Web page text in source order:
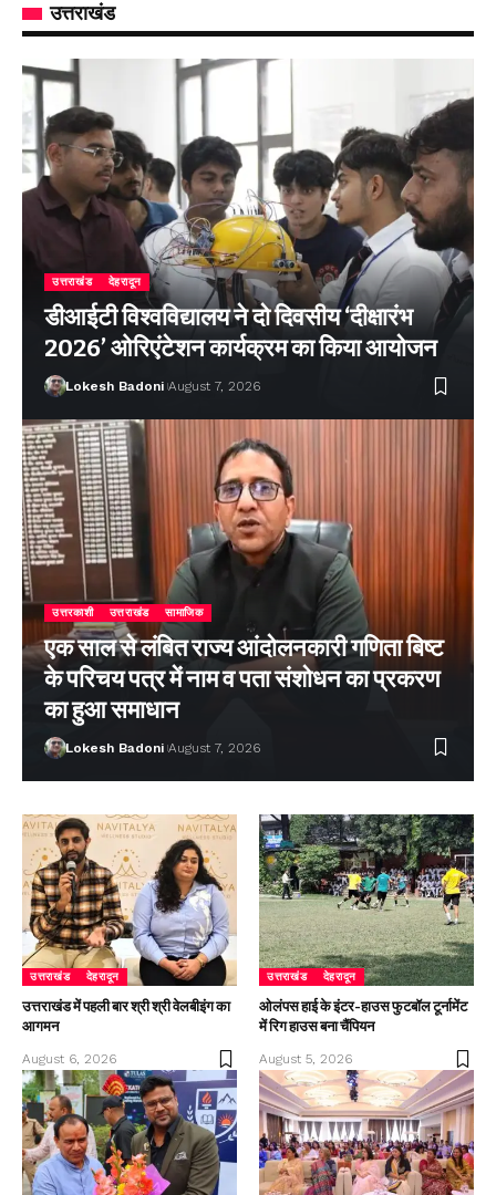
उत्तराखंड
उत्तराखंड देहरादून
डीआईटी विश्वविद्यालय ने दो दिवसीय ‘दीक्षारंभ
2026’ ओरिएंटेशन कार्यक्रम का किया आयोजन
Lokesh Badoni August 7, 2026
उत्तरकाशी उत्तराखंड सामाजिक
एक साल से लंबित राज्य आंदोलनकारी गणिता बिष्ट
के परिचय पत्र में नाम व पता संशोधन का प्रकरण
का हुआ समाधान
Lokesh Badoni August 7, 2026
उत्तराखंड देहरादून
उत्तराखंड में पहली बार श्री श्री वेलबीइंग का
आगमन
August 6, 2026
उत्तराखंड देहरादून
ओलंपस हाई के इंटर-हाउस फुटबॉल टूर्नामेंट
में रिग हाउस बना चैंपियन
August 5, 2026